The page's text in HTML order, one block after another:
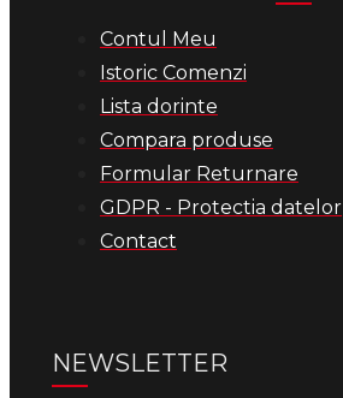
Contul Meu
Istoric Comenzi
Lista dorinte
Compara produse
Formular Returnare
GDPR - Protectia datelor
Contact
NEWSLETTER